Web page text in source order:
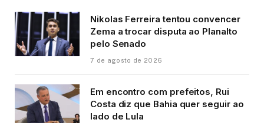
Nikolas Ferreira tentou convencer
Zema a trocar disputa ao Planalto
pelo Senado
7 de agosto de 2026
Em encontro com prefeitos, Rui
Costa diz que Bahia quer seguir ao
lado de Lula